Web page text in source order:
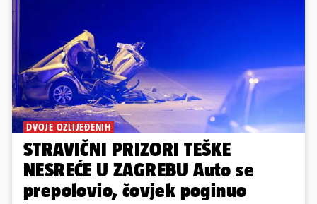
DVOJE OZLIJEĐENIH
STRAVIČNI PRIZORI TEŠKE
NESREĆE U ZAGREBU Auto se
prepolovio, čovjek poginuo